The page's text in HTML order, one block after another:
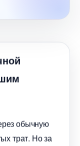
обычную
трат. Но за